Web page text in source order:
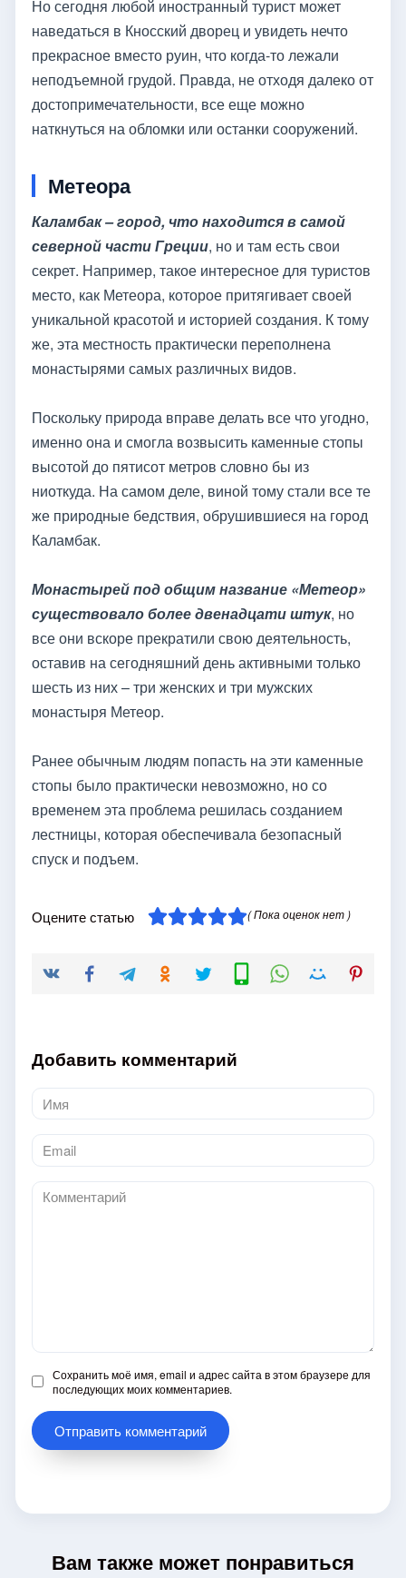
Но сегодня любой иностранный турист может
наведаться в Кносский дворец и увидеть нечто
прекрасное вместо руин, что когда-то лежали
неподъемной грудой. Правда, не отходя далеко от
достопримечательности, все еще можно
наткнуться на обломки или останки сооружений.
Метеора
Каламбак – город, что находится в самой
северной части Греции, но и там есть свои
секрет. Например, такое интересное для туристов
место, как Метеора, которое притягивает своей
уникальной красотой и историей создания. К тому
же, эта местность практически переполнена
монастырями самых различных видов.
Поскольку природа вправе делать все что угодно,
именно она и смогла возвысить каменные стопы
высотой до пятисот метров словно бы из
ниоткуда. На самом деле, виной тому стали все те
же природные бедствия, обрушившиеся на город
Каламбак.
Монастырей под общим название «Метеор»
существовало более двенадцати штук, но
все они вскоре прекратили свою деятельность,
оставив на сегодняшний день активными только
шесть из них – три женских и три мужских
монастыря Метеор.
Ранее обычным людям попасть на эти каменные
стопы было практически невозможно, но со
временем эта проблема решилась созданием
лестницы, которая обеспечивала безопасный
спуск и подъем.
Оцените статью ( Пока оценок нет )
Добавить комментарий
Имя
*
Email
*
Комментарий
Сохранить моё имя, email и адрес сайта в этом браузере для
последующих моих комментариев.
Вам также может понравиться